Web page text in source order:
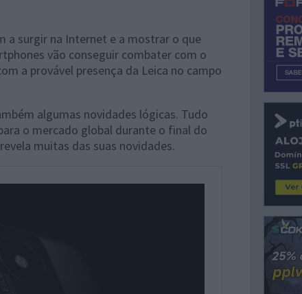
a surgir na Internet e a mostrar o que
vão conseguir combater com o
a provável presença da Leica no campo
algumas novidades lógicas. Tudo
o mercado global durante o final do
muitas das suas novidades.